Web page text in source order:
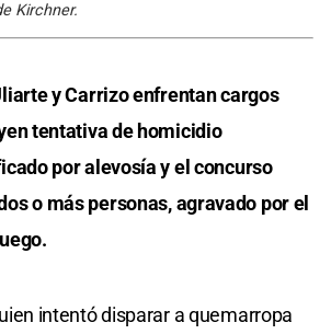
Kirchner.
y Carrizo enfrentan cargos
tentativa de homicidio
por alevosía y el concurso
o más personas, agravado por el
intentó disparar a quemarropa